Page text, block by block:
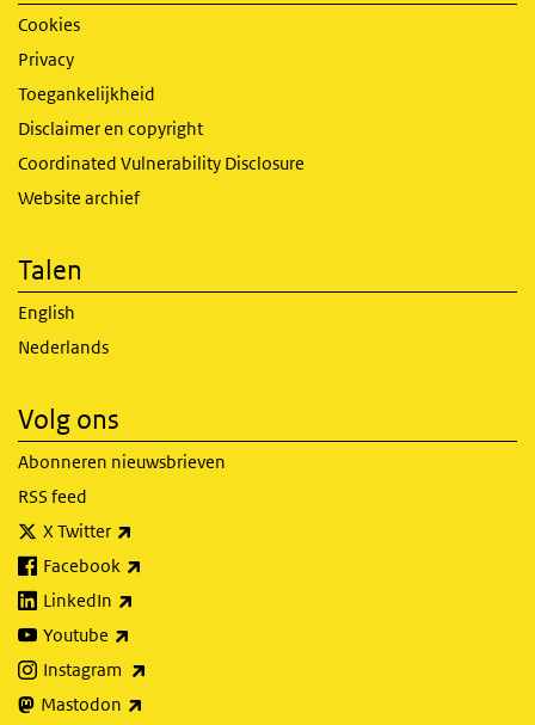
Cookies
Privacy
Toegankelijkheid
Disclaimer en copyright
Coordinated Vulnerability Disclosure
Website archief
Talen
English
Nederlands
Volg ons
Abonneren nieuwsbrieven
RSS feed
X Twitter
Facebook
LinkedIn
Youtube
Instagram
Mastodon